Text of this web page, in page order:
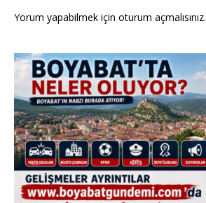
Yorum yapabilmek için oturum açmalısınız.